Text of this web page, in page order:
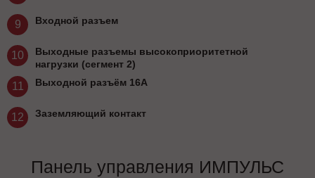
9 Входной разъем
10
Выходные разъемы высокоприоритетной
нагрузки (сегмент 2)
11 Выходной разъём 16А
12 Заземляющий контакт
Панель управления ИМПУЛЬС